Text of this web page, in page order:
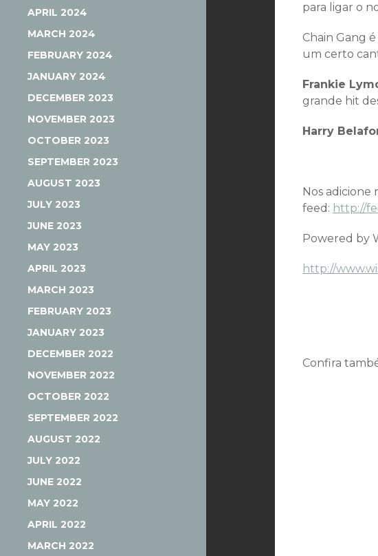
APRIL 2024
MARCH 2024
FEBRUARY 2024
JANUARY 2024
DECEMBER 2023
NOVEMBER 2023
OCTOBER 2023
SEPTEMBER 2023
AUGUST 2023
JULY 2023
JUNE 2023
MAY 2023
APRIL 2023
MARCH 2023
FEBRUARY 2023
JANUARY 2023
DECEMBER 2022
NOVEMBER 2022
OCTOBER 2022
SEPTEMBER 2022
AUGUST 2022
JULY 2022
JUNE 2022
MAY 2022
APRIL 2022
MARCH 2022
para ligar o
Chain Gang
um certo
Frankie
grande hit
Harry
Nos adicione
feed: http://
Powered by
http://
Confira